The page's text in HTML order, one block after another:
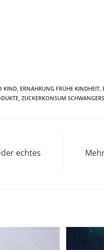
KIND ERNÄHRUNG FRÜHE KINDHEIT
ZUCKERKONSUM
echtes